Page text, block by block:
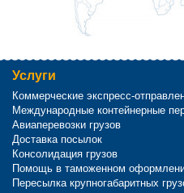
Услуги
Коммерческие экспресс-
Международные контейнерные
Авиаперевозки грузов
Доставка посылок
Консолидация грузов
Помощь в таможенном
Пересылка крупногабаритных